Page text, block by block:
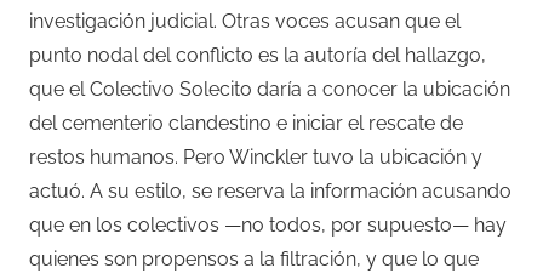
investigación judicial. Otras voces acusan que el
punto nodal del conflicto es la autoría del hallazgo,
que el Colectivo Solecito daría a conocer la ubicación
del cementerio clandestino e iniciar el rescate de
restos humanos. Pero Winckler tuvo la ubicación y
actuó. A su estilo, se reserva la información acusando
que en los colectivos —no todos, por supuesto— hay
quienes son propensos a la filtración, y que lo que